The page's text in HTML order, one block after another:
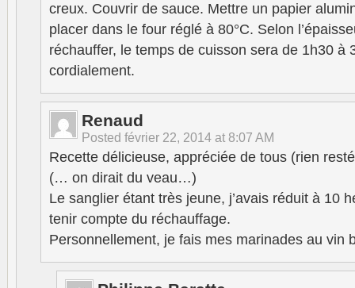
creux. Couvrir de sauce. Mettre un papier
placer dans le four réglé à 80°C. Selon
réchauffer, le temps de cuisson sera de 1h30 à
cordialement.
Renaud
Posted février 22, 2014 at 8:07 AM
Recette délicieuse, appréciée de tous (rien
(… on dirait du veau…)
Le sanglier étant très jeune, j’avais réduit à 10
tenir compte du réchauffage.
Personnellement, je fais mes marinades au vin